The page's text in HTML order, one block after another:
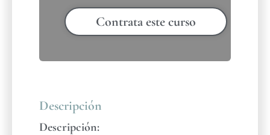
Contrata este curso
Descripción
Descripción: